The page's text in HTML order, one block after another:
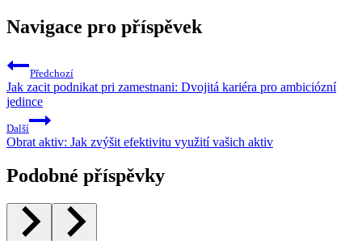
Navigace pro příspěvek
Předchozí
Jak zacit podnikat pri zamestnani: Dvojitá kariéra pro ambiciózní
jedince
Další
Obrat aktiv: Jak zvýšit efektivitu využití vašich aktiv
Podobné příspěvky